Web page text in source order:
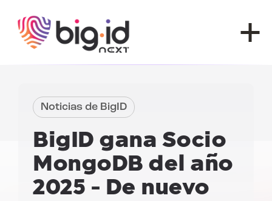
Noticias de BigID
BigID gana Socio
MongoDB del año
2025 - De nuevo